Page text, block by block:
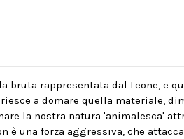
bruta rappresentata dal Leone, e
a domare quella materiale,
la nostra natura 'animalesca'
è una forza aggressiva, che